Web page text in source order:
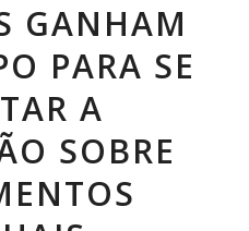
GANHAM
PARA SE
A
SOBRE